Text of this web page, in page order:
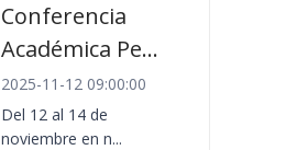
Conferencia
Académica Pe...
2025-11-12 09:00:00
Del 12 al 14 de
noviembre en n...